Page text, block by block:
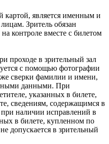
является именным и
Зритель обязан
контроле вместе с билетом
проходе в зрительный зал
с помощью фотографии
сверки фамилии и имени,
данными. При
указанных в билете,
сведениям, содержащимся в
наличии исправлений в
в билете, купленном по
допускается в зрительный